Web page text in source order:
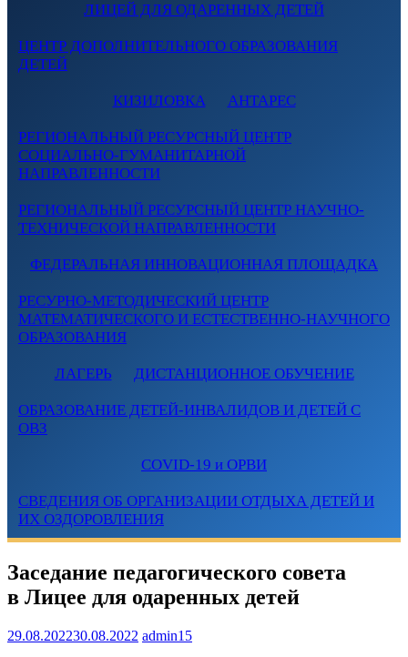
ЛИЦЕЙ ДЛЯ ОДАРЕННЫХ ДЕТЕЙ
ЦЕНТР ДОПОЛНИТЕЛЬНОГО ОБРАЗОВАНИЯ
ДЕТЕЙ
КИЗИЛОВКА АНТАРЕС
РЕГИОНАЛЬНЫЙ РЕСУРСНЫЙ ЦЕНТР
СОЦИАЛЬНО-ГУМАНИТАРНОЙ
НАПРАВЛЕННОСТИ
РЕГИОНАЛЬНЫЙ РЕСУРСНЫЙ ЦЕНТР НАУЧНО-
ТЕХНИЧЕСКОЙ НАПРАВЛЕННОСТИ
ФЕДЕРАЛЬНАЯ ИННОВАЦИОННАЯ ПЛОЩАДКА
РЕСУРНО-МЕТОДИЧЕСКИЙ ЦЕНТР
МАТЕМАТИЧЕСКОГО И ЕСТЕСТВЕННО-НАУЧНОГО
ОБРАЗОВАНИЯ
ЛАГЕРЬ ДИСТАНЦИОННОЕ ОБУЧЕНИЕ
ОБРАЗОВАНИЕ ДЕТЕЙ-ИНВАЛИДОВ И ДЕТЕЙ С
ОВЗ
COVID-19 и ОРВИ
СВЕДЕНИЯ ОБ ОРГАНИЗАЦИИ ОТДЫХА ДЕТЕЙ И
ИХ ОЗДОРОВЛЕНИЯ
Заседание педагогического совета
в Лицее для одаренных детей
29.08.202230.08.2022 admin15